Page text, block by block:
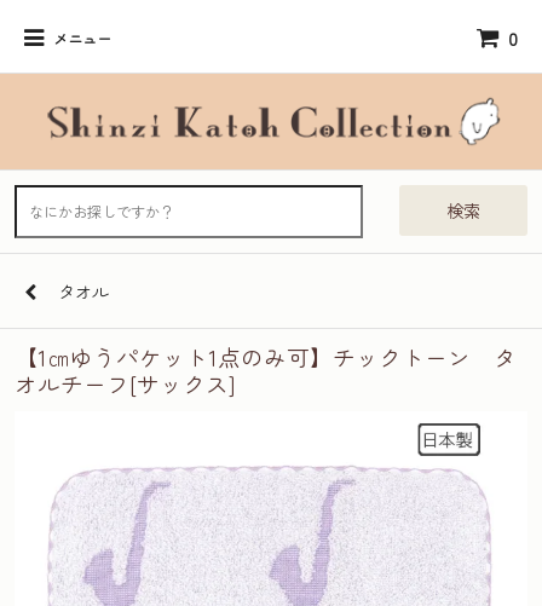
メニュー 0
検索
タオル
【1㎝ゆうパケット1点のみ可】チックトーン タ
オルチーフ[サックス]